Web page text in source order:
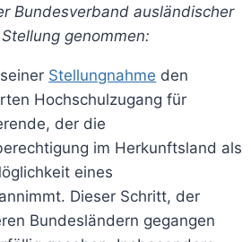
Bundesverband ausländischer
genommen:
Stellungnahme den
Hochschulzugang für
der die
im Herkunftsland als
eines
Dieser Schritt, der
Bundesländern gegangen